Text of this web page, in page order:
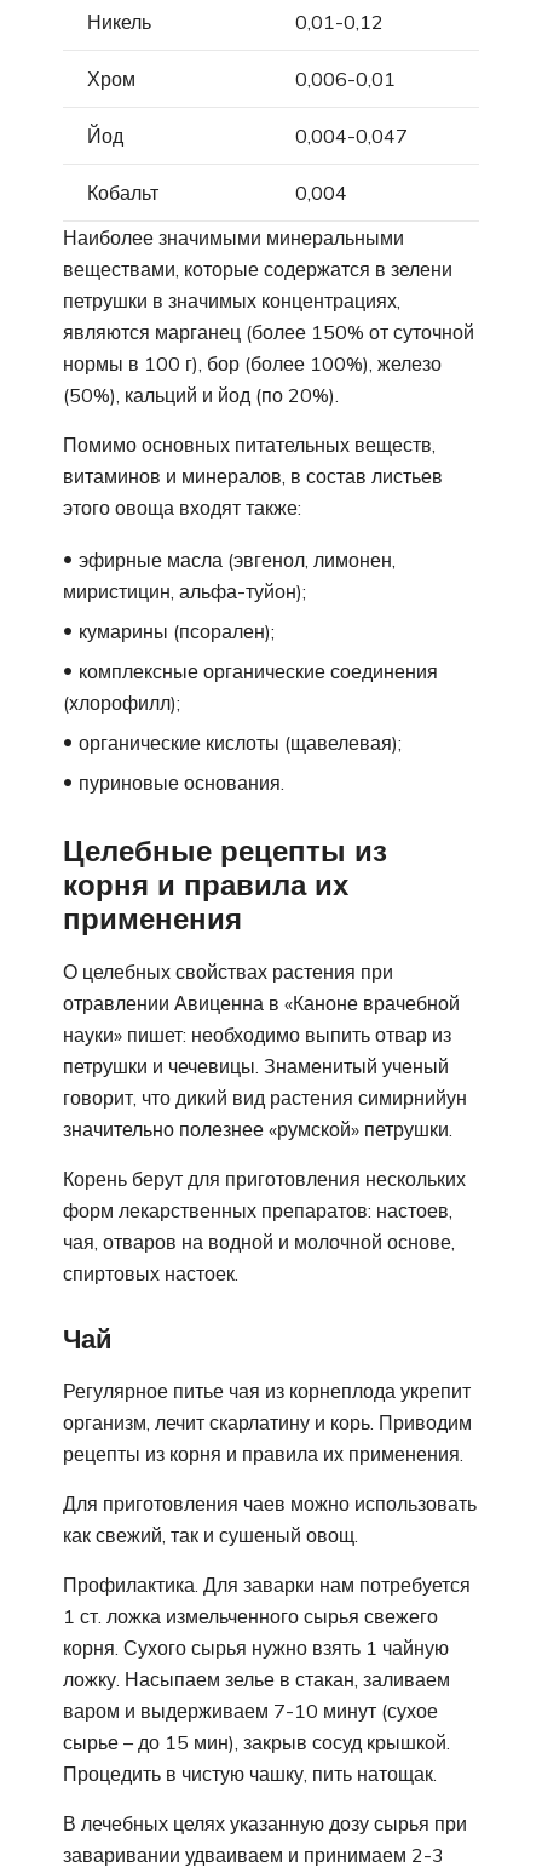
Никель 0,01-0,12
Хром 0,006-0,01
Йод 0,004-0,047
Кобальт
0,004
Наиболее значимыми минеральными
веществами, которые содержатся в зелени
петрушки в значимых концентрациях,
являются марганец (более 150% от суточной
нормы в 100 г), бор (более 100%), железо
(50%), кальций и йод (по 20%).
Помимо основных питательных веществ,
витаминов и минералов, в состав листьев
этого овоща входят также:
эфирные масла (эвгенол, лимонен,
миристицин, альфа-туйон);
кумарины (псорален);
комплексные органические соединения
(хлорофилл);
органические кислоты (щавелевая);
пуриновые основания.
Целебные рецепты из
корня и правила их
применения
О целебных свойствах растения при
отравлении Авиценна в «Каноне врачебной
науки» пишет: необходимо выпить отвар из
петрушки и чечевицы. Знаменитый ученый
говорит, что дикий вид растения симирнийун
значительно полезнее «румской» петрушки.
Корень берут для приготовления нескольких
форм лекарственных препаратов: настоев,
чая, отваров на водной и молочной основе,
спиртовых настоек.
Чай
Регулярное питье чая из корнеплода укрепит
организм, лечит скарлатину и корь. Приводим
рецепты из корня и правила их применения.
Для приготовления чаев можно использовать
как свежий, так и сушеный овощ.
Профилактика. Для заварки нам потребуется
1 ст. ложка измельченного сырья свежего
корня. Сухого сырья нужно взять 1 чайную
ложку. Насыпаем зелье в стакан, заливаем
варом и выдерживаем 7-10 минут (сухое
сырье – до 15 мин), закрыв сосуд крышкой.
Процедить в чистую чашку, пить натощак.
В лечебных целях указанную дозу сырья при
заваривании удваиваем и принимаем 2-3